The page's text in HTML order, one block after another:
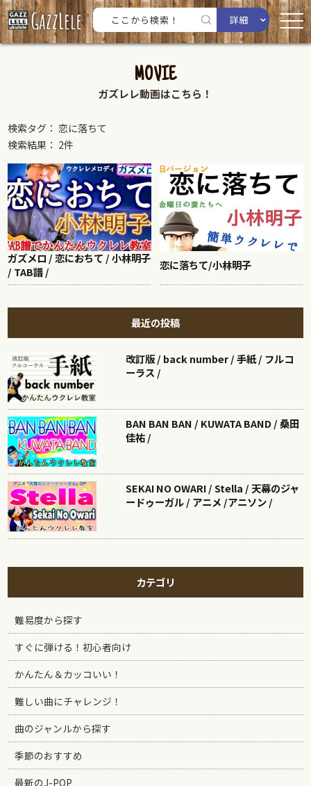
詳細
MOVIE
ガズレレ動画はこちら！
検索タグ： 恋に落ちて
検索結果： 2件
ガズメロ / 恋におちて / 小林明子
/ TAB譜 /
恋に落ちて/小林明子
最近の投稿
改訂版 / back number / 手紙 / フルコ
ーラス /
BAN BAN BAN / KUWATA BAND / 桑田
佳祐 /
SEKAI NO OWARI / Stella / 天幕のジャ
ードゥーガル / アニメ /アニソン /
カテゴリ
難易度から探す
すぐに弾ける！初心者向け
かんたん＆カッコいい！
難しい曲にチャレンジ！
曲のジャンルから探す
季節のおすすめ
最新のJ-POP